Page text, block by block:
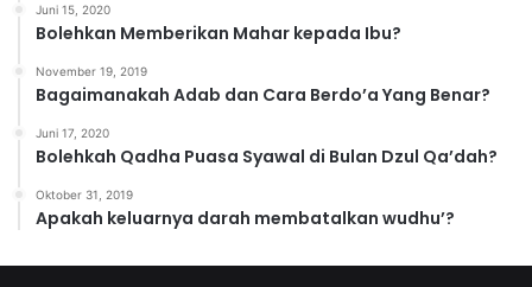
Juni 15, 2020
Bolehkan Memberikan Mahar kepada Ibu?
November 19, 2019
Bagaimanakah Adab dan Cara Berdo’a Yang Benar?
Juni 17, 2020
Bolehkah Qadha Puasa Syawal di Bulan Dzul Qa’dah?
Oktober 31, 2019
Apakah keluarnya darah membatalkan wudhu’?